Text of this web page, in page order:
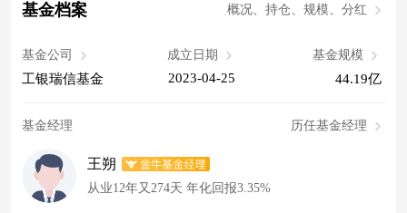
基金档案 概况、持仓、规模、分红
基金公司
工银瑞信基金
成立日期
2023-04-25
基金规模
44.19亿
基金经理 历任基金经理
王朔
从业12年又274天 年化回报3.35%